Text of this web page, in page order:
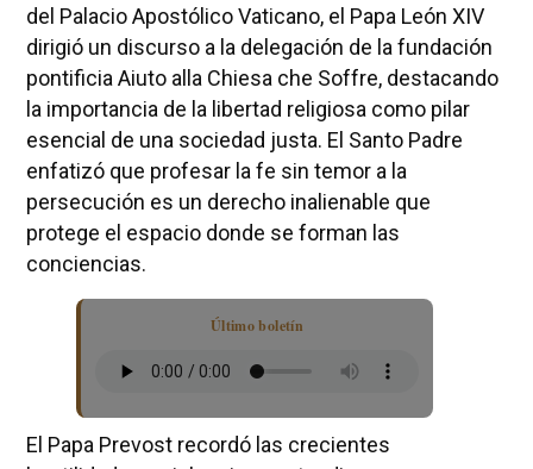
del Palacio Apostólico Vaticano, el Papa León XIV
dirigió un discurso a la delegación de la fundación
pontificia Aiuto alla Chiesa che Soffre, destacando
la importancia de la libertad religiosa como pilar
esencial de una sociedad justa. El Santo Padre
enfatizó que profesar la fe sin temor a la
persecución es un derecho inalienable que
protege el espacio donde se forman las
conciencias.
Último boletín
El Papa Prevost recordó las crecientes